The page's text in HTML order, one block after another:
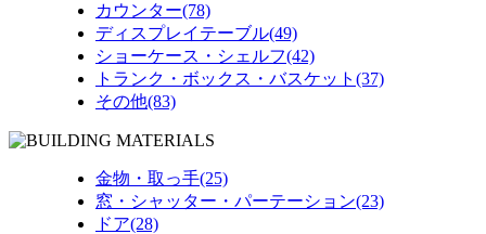
カウンター(78)
ディスプレイテーブル(49)
ショーケース・シェルフ(42)
トランク・ボックス・バスケット(37)
その他(83)
金物・取っ手(25)
窓・シャッター・パーテーション(23)
ドア(28)